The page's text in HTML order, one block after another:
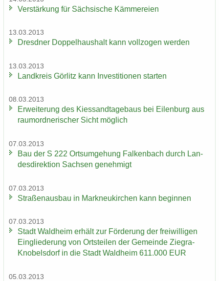
Ver­stär­kung für Säch­si­sche Käm­me­rei­en
13.03.2013
Dresd­ner Dop­pel­haus­halt kann voll­zo­gen wer­den
13.03.2013
Land­kreis Gör­litz kann In­ves­ti­tio­nen star­ten
08.03.2013
Er­wei­te­rung des Kies­sand­ta­ge­baus bei Ei­len­burg aus
raum­ord­ne­ri­scher Sicht mög­lich
07.03.2013
Bau der S 222 Orts­um­ge­hung Fal­ken­bach durch Lan­
des­di­rek­ti­on Sach­sen ge­neh­migt
07.03.2013
Stra­ßen­aus­bau in Mark­neu­kir­chen kann be­gin­nen
07.03.2013
Stadt Wald­heim er­hält zur För­de­rung der frei­wil­li­gen
Ein­glie­de­rung von Orts­tei­len der Ge­mein­de Ziegra-​
Knobelsdorf in die Stadt Wald­heim 611.000 EUR
05.03.2013